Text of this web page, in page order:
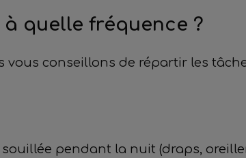
quelle fréquence ?
vous conseillons de répartir les
pendant la nuit (draps,